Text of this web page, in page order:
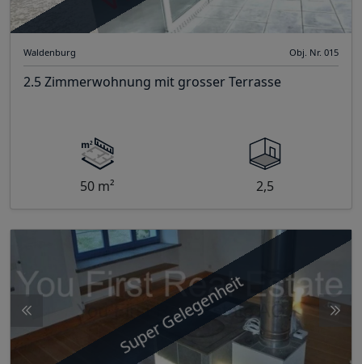
Waldenburg Obj. Nr. 015
2.5 Zimmerwohnung mit grosser Terrasse
50 m² 2,5
Super Gelegenheit